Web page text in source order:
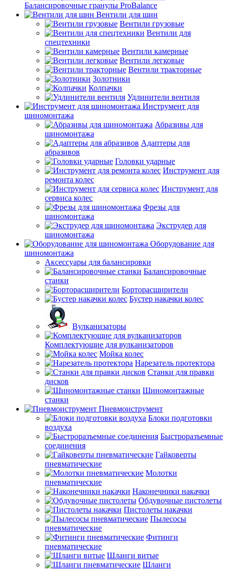
Балансировочные гранулы ProBalance
Вентили для шин
Вентили грузовые
Вентили для
спецтехники
Вентили камерные
Вентили легковые
Вентили тракторные
Золотники
Колпачки
Удлинители вентиля
Инструмент для
шиномонтажа
Абразивы для
шиномонтажа
Адаптеры для
абразивов
Головки ударные
Инструмент для
ремонта колес
Инструмент для
сервиса колес
Фрезы для
шиномонтажа
Экструдер для
шиномонтажа
Оборудование для
шиномонтажа
Аксессуары для балансировки
Балансировочные
станки
Борторасширители
Бустер накачки колес
Вулканизаторы
Комплектующие для вулканизаторов
Мойка колес
Нарезатель протектора
Станки для правки
дисков
Шиномонтажные
станки
Пневмоиструмент
Блоки подготовки
воздуха
Быстроразъемные
соединения
Гайковерты
пневматические
Молотки
пневматические
Наконечники накачки
Обдувочные пистолеты
Пистолеты накачки
Пылесосы
пневматические
Фитинги
пневматические
Шланги витые
Шланги